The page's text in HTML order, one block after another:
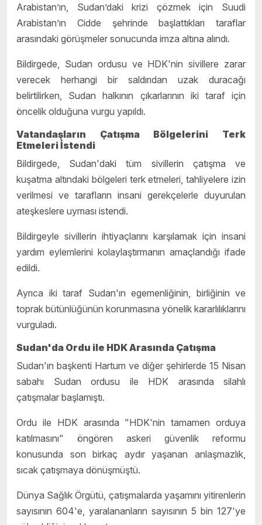
Arabistan’ın, Sudan’daki krizi çözmek için Suudi
Arabistan’ın Cidde şehrinde başlattıkları taraflar
arasındaki görüşmeler sonucunda imza altına alındı.
Bildirgede, Sudan ordusu ve HDK'nin sivillere zarar
verecek herhangi bir saldırıdan uzak duracağı
belirtilirken, Sudan halkının çıkarlarının iki taraf için
öncelik olduğuna vurgu yapıldı.
Vatandaşların Çatışma Bölgelerini Terk
Etmeleri İstendi
Bildirgede, Sudan'daki tüm sivillerin çatışma ve
kuşatma altındaki bölgeleri terk etmeleri, tahliyelere izin
verilmesi ve tarafların insani gerekçelerle duyurulan
ateşkeslere uyması istendi.
Bildirgeyle sivillerin ihtiyaçlarını karşılamak için insani
yardım eylemlerini kolaylaştırmanın amaçlandığı ifade
edildi.
Ayrıca iki taraf Sudan'ın egemenliğinin, birliğinin ve
toprak bütünlüğünün korunmasına yönelik kararlılıklarını
vurguladı.
Sudan'da Ordu ile HDK Arasında Çatışma
Sudan'ın başkenti Hartum ve diğer şehirlerde 15 Nisan
sabahı Sudan ordusu ile HDK arasında silahlı
çatışmalar başlamıştı.
Ordu ile HDK arasında "HDK'nin tamamen orduya
katılmasını" öngören askeri güvenlik reformu
konusunda son birkaç aydır yaşanan anlaşmazlık,
sıcak çatışmaya dönüşmüştü.
Dünya Sağlık Örgütü, çatışmalarda yaşamını yitirenlerin
sayısının 604'e, yaralananların sayısının 5 bin 127'ye